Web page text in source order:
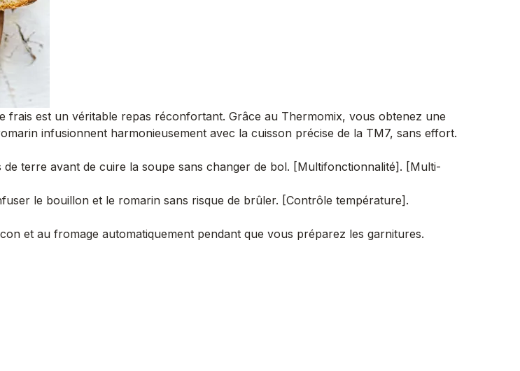
frais est un véritable repas réconfortant. Grâce au Thermomix, vous obtenez une
infusionnent harmonieusement avec la cuisson précise de la TM7, sans effort.
terre avant de cuire la soupe sans changer de bol. [Multifonctionnalité]. [Multi-
le bouillon et le romarin sans risque de brûler. [Contrôle température].
et au fromage automatiquement pendant que vous préparez les garnitures.